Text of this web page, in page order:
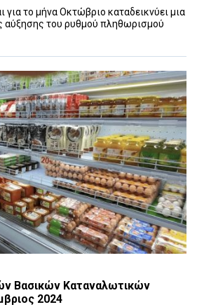
για το μήνα Οκτώβριο καταδεικνύει μια
αύξησης του ρυθμού πληθωρισμού
Βασικών Καταναλωτικών
2024